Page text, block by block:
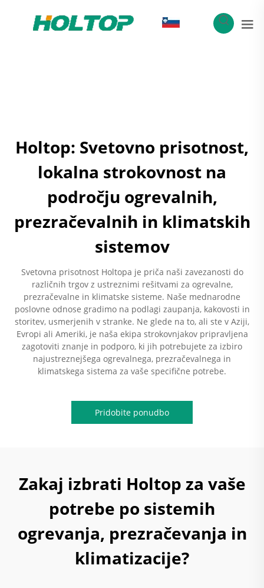
Holtop: Svetovno prisotnost,
lokalna strokovnost na
področju ogrevalnih,
prezračevalnih in klimatskih
sistemov
Svetovna prisotnost Holtopa je priča naši zavezanosti do
različnih trgov z ustreznimi rešitvami za ogrevalne,
prezračevalne in klimatske sisteme. Naše mednarodne
poslovne odnose gradimo na podlagi zaupanja, kakovosti in
storitev, usmerjenih v stranke. Ne glede na to, ali ste v Aziji,
Evropi ali Ameriki, je naša ekipa strokovnjakov pripravljena
zagotoviti znanje in podporo, ki jih potrebujete za izbiro
najustreznejšega ogrevalnega, prezračevalnega in
klimatskega sistema za vaše specifične potrebe.
Pridobite ponudbo
Zakaj izbrati Holtop za vaše
potrebe po sistemih
ogrevanja, prezračevanja in
klimatizacije?